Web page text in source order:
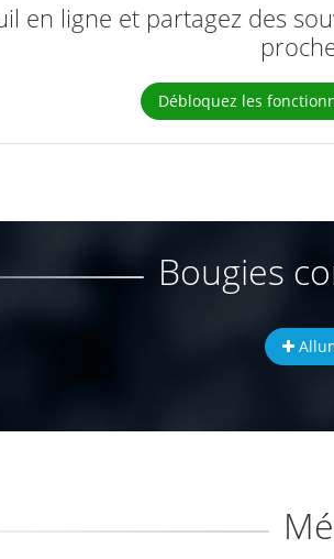
en ligne et partagez des
Débloquez les
Bougies